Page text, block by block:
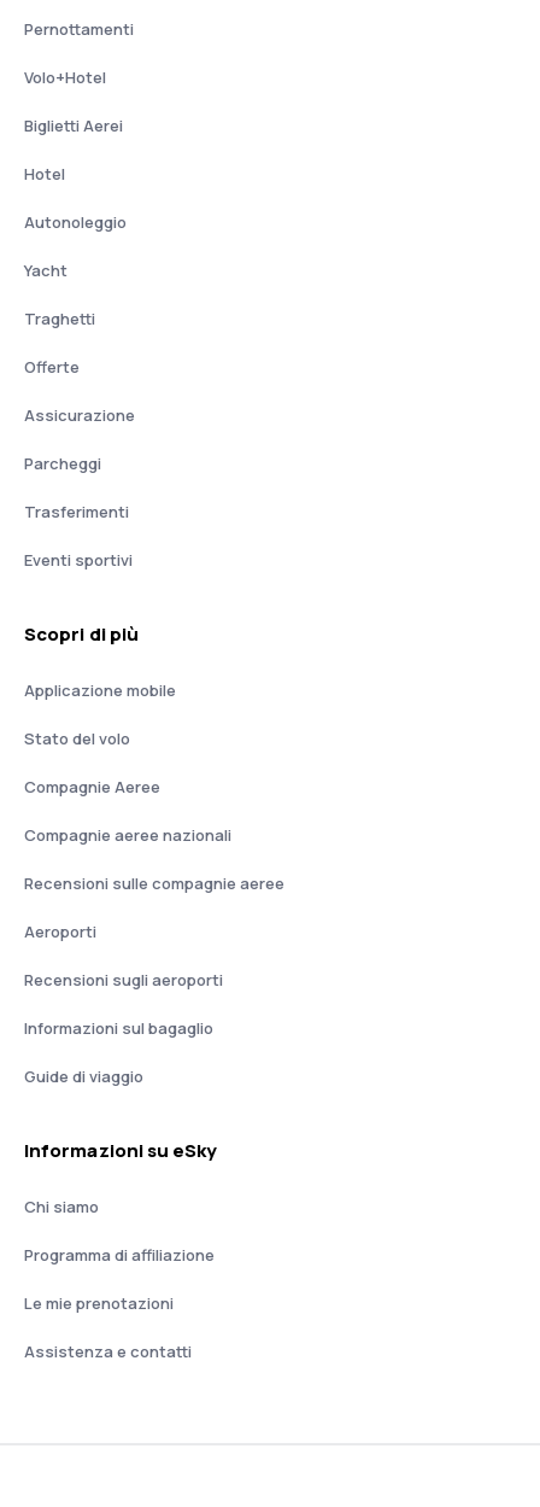
Pernottamenti
Volo+Hotel
Biglietti Aerei
Hotel
Autonoleggio
Yacht
Traghetti
Offerte
Assicurazione
Parcheggi
Trasferimenti
Eventi sportivi
Scopri di più
Applicazione mobile
Stato del volo
Compagnie Aeree
Compagnie aeree nazionali
Recensioni sulle compagnie aeree
Aeroporti
Recensioni sugli aeroporti
Informazioni sul bagaglio
Guide di viaggio
Informazioni su eSky
Chi siamo
Programma di affiliazione
Le mie prenotazioni
Assistenza e contatti